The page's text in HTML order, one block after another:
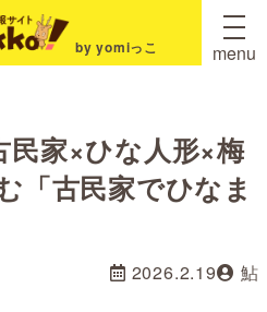
by yomiっこ menu
民家×ひな人形×梅
「古民家でひなま
2026.2.19 鮎